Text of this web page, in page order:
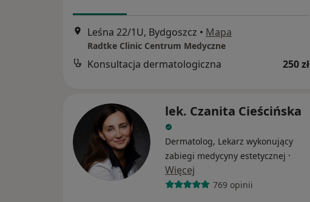
Leśna 22/1U, Bydgoszcz • Mapa
Radtke Clinic Centrum Medyczne
Konsultacja dermatologiczna 250 zł
lek. Czanita Cieścińska
Dermatolog, Lekarz wykonujący
zabiegi medycyny estetycznej ·
Więcej
769 opinii